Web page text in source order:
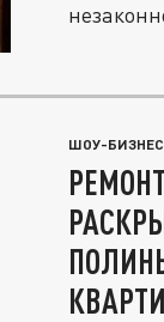
ШОУ-БИЗНЕС